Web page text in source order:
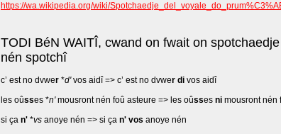
https://wa.wikipedia.org/wiki/
TODI BéN WAITÎ, cwand on fwait on
nén spotchî
c’ est no dvwer *d'vos aidî => c’ est no dvwer di vos aidî
les oûsses *n'mousront nén foû asteure => les oûsses ni mousront nén
si ça n' *vs anoye nén => si ça n' vos anoye nén